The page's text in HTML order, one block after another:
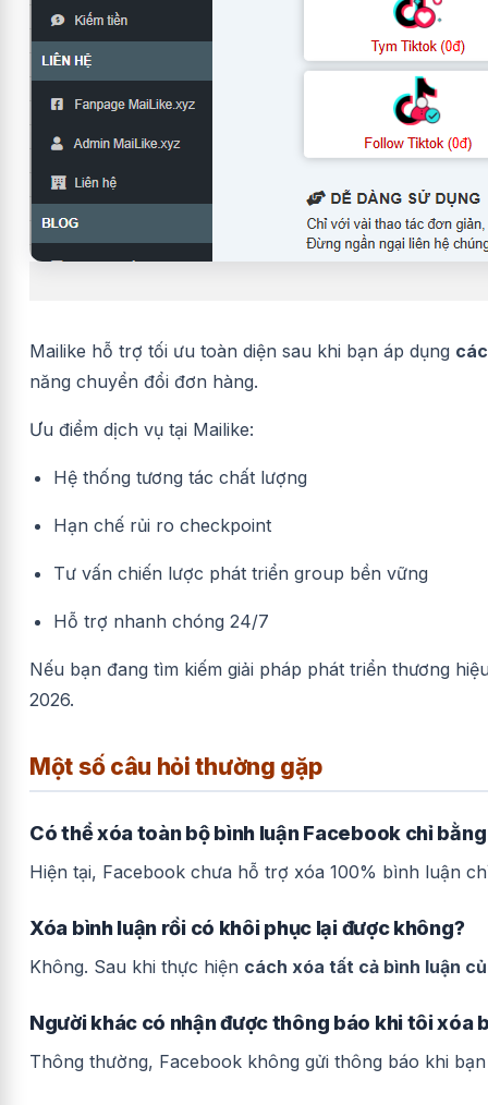
Mailike hỗ trợ tối ưu toàn diện sau khi bạn áp dụng
năng chuyển đổi đơn hàng.
Ưu điểm dịch vụ tại Mailike:
Hệ thống tương tác chất lượng
Hạn chế rủi ro checkpoint
Tư vấn chiến lược phát triển group bền vững
Hỗ trợ nhanh chóng 24/7
Nếu bạn đang tìm kiếm giải pháp phát triển thương
2026.
Một số câu hỏi thường gặp
Có thể xóa toàn bộ bình luận Facebook chỉ
Hiện tại, Facebook chưa hỗ trợ xóa 100% bình luận
Xóa bình luận rồi có khôi phục lại được không?
Không. Sau khi thực hiện cách xóa tất cả bình luận
Người khác có nhận được thông báo khi tôi xóa
Thông thường, Facebook không gửi thông báo khi